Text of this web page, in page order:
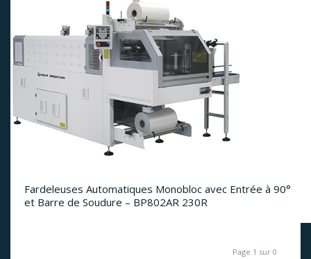
Fardeleuses Automatiques Monobloc avec Entrée à 90°
et Barre de Soudure – BP802AR 230R
Page 1 sur 0